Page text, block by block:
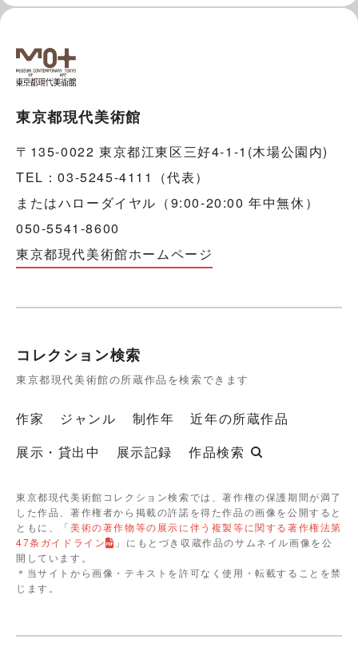
東京都現代美術館
〒135-0022 東京都江東区三好4-1-1(木場公園内)
TEL：03-5245-4111（代表）
またはハローダイヤル（9:00-20:00 年中無休）
050-5541-8600
東京都現代美術館ホームページ
コレクション検索
東京都現代美術館の所蔵作品を検索できます
作家 ジャンル 制作年
近年の所蔵作品
展示・貸出中
展示記録 作品検索
東京都現代美術館コレクション検索では、著作権の保護期間が満了
した作品、著作権者から掲載の許諾を得た作品の画像を公開すると
ともに、「美術の著作物等の展示に伴う複製等に関する著作権法第
47条ガイドライン
」にもとづき収蔵作品のサムネイル画像を公
開しています。
＊当サイトから画像・テキストを許可なく使用・転載することを禁
じます。